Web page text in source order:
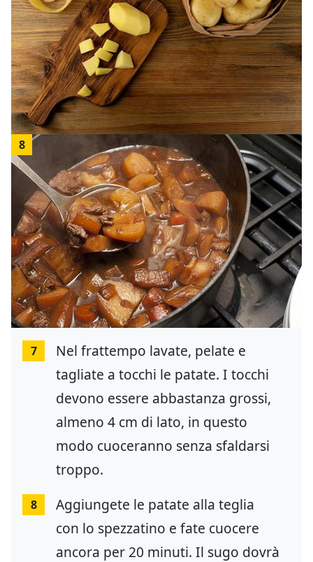
8
7
Nel frattempo lavate, pelate e
tagliate a tocchi le patate. I tocchi
devono essere abbastanza grossi,
almeno 4 cm di lato, in questo
modo cuoceranno senza sfaldarsi
troppo.
8
Aggiungete le patate alla teglia
con lo spezzatino e fate cuocere
ancora per 20 minuti. Il sugo dovrà